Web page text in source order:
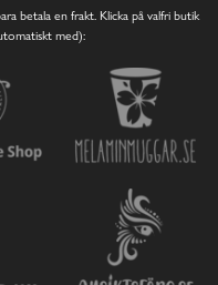
betala en frakt. Klicka på valfri butik
med):